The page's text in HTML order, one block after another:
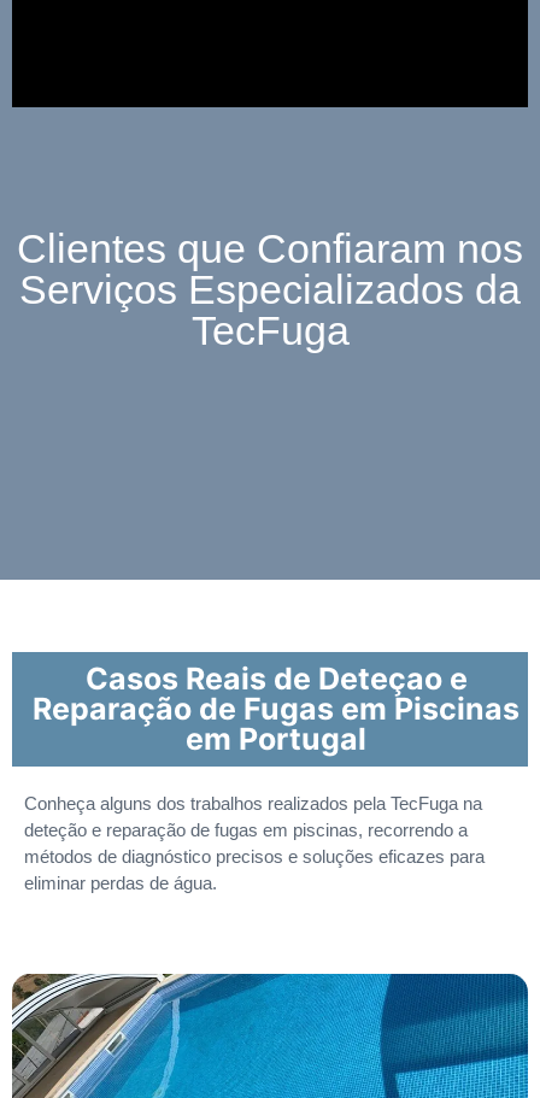
Clientes que Confiaram nos
Serviços Especializados da
TecFuga
Casos Reais de Deteçao e
Reparação de Fugas em Piscinas
em Portugal
Conheça alguns dos trabalhos realizados pela TecFuga na
deteção e reparação de fugas em piscinas, recorrendo a
métodos de diagnóstico precisos e soluções eficazes para
eliminar perdas de água.